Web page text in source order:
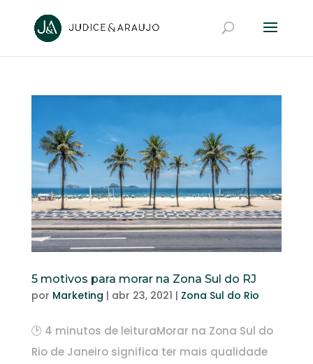
5 motivos para morar na Zona Sul do RJ
por Marketing | abr 23, 2021 | Zona Sul do Rio
🕑 4 minutos de leituraMorar na Zona Sul do
Rio de Janeiro significa ter mais qualidade